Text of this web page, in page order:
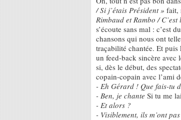
/ Si j’étais Président » fait,
Rimbaud et Rambo /
s’écoute sans mal : c’est
chansons qui nous ont
traçabilité chantée. Et puis
un feed-back sincère avec
si, dès le début, des
copain-copain avec l’ami
- Eh Gérard ! Que fais-tu
- Ben, je chante Si tu me
- Et alors ?
- Visiblement, ils m’ont